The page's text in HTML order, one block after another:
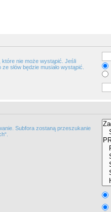
które nie może wystąpić. Jeśli
słów będzie musiało wystąpić.
Subfora zostaną przeszukanie